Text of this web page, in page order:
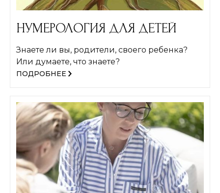
НУМЕРОЛОГИЯ ДЛЯ ДЕТЕЙ
Знаете ли вы, родители, своего ребенка?
Или думаете, что знаете?
ПОДРОБНЕЕ